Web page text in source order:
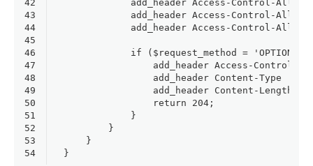
42
43
44
45
46
47
48
49
50
51
52
53
54
add_header Access-Control-Allow-
add_header Access-Control-
add_header Access-Control-
if ($request_method = 'OPTIONS')
add_header Access-Control-
add_header Content-Type
                add_header Content-Length 0;
                return 204;
            }
        }
    }
}